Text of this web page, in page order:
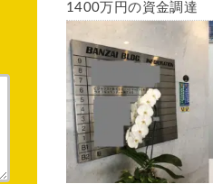
1400万円の資金調達